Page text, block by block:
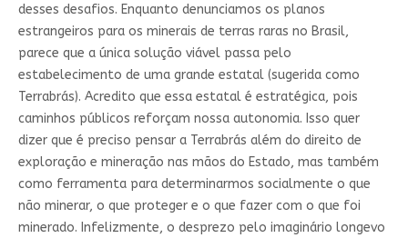
desses desafios. Enquanto denunciamos os planos
estrangeiros para os minerais de terras raras no Brasil,
parece que a única solução viável passa pelo
estabelecimento de uma grande estatal (sugerida como
Terrabrás). Acredito que essa estatal é estratégica, pois
caminhos públicos reforçam nossa autonomia. Isso quer
dizer que é preciso pensar a Terrabrás além do direito de
exploração e mineração nas mãos do Estado, mas também
como ferramenta para determinarmos socialmente o que
não minerar, o que proteger e o que fazer com o que foi
minerado. Infelizmente, o desprezo pelo imaginário longevo